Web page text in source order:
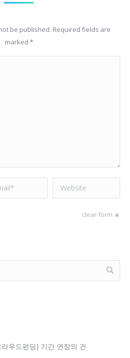
be published. Required fields are
marked *
* Website
clear form
우드펀딩) 기간 연장의 건